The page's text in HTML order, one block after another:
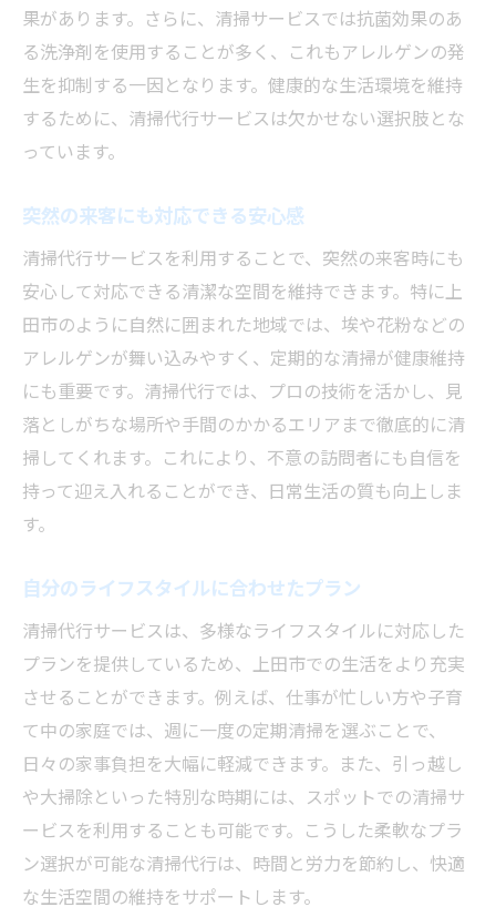
果があります。さらに、清掃サービスでは抗菌効果のあ
る洗浄剤を使用することが多く、これもアレルゲンの発
生を抑制する一因となります。健康的な生活環境を維持
するために、清掃代行サービスは欠かせない選択肢とな
っています。
突然の来客にも対応できる安心感
清掃代行サービスを利用することで、突然の来客時にも
安心して対応できる清潔な空間を維持できます。特に上
田市のように自然に囲まれた地域では、埃や花粉などの
アレルゲンが舞い込みやすく、定期的な清掃が健康維持
にも重要です。清掃代行では、プロの技術を活かし、見
落としがちな場所や手間のかかるエリアまで徹底的に清
掃してくれます。これにより、不意の訪問者にも自信を
持って迎え入れることができ、日常生活の質も向上しま
す。
自分のライフスタイルに合わせたプラン
清掃代行サービスは、多様なライフスタイルに対応した
プランを提供しているため、上田市での生活をより充実
させることができます。例えば、仕事が忙しい方や子育
て中の家庭では、週に一度の定期清掃を選ぶことで、
日々の家事負担を大幅に軽減できます。また、引っ越し
や大掃除といった特別な時期には、スポットでの清掃サ
ービスを利用することも可能です。こうした柔軟なプラ
ン選択が可能な清掃代行は、時間と労力を節約し、快適
な生活空間の維持をサポートします。